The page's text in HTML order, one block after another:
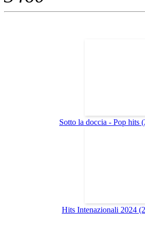
Sotto la doccia - Pop hits
Hits Intenazionali 2024